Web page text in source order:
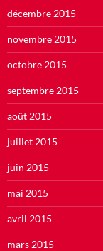
décembre 2015
novembre 2015
octobre 2015
septembre 2015
août 2015
juillet 2015
juin 2015
mai 2015
avril 2015
mars 2015